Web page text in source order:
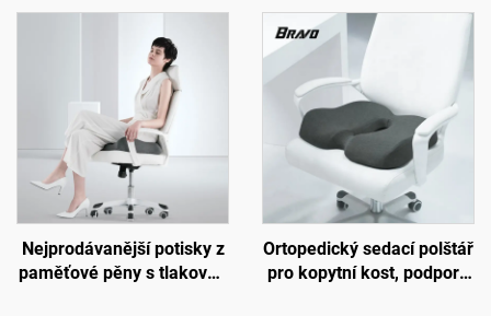
židli do kanceláře,
podložka B7
na boku, těhotenský
polštář, tělový polštář BP-2
Nejprodávanější potisky z
paměťové pěny s tlakovou
Ortopedický sedací polštář
pro kopytní kost, podpora